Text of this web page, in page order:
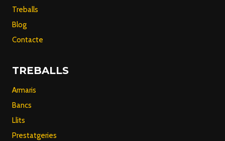
Treballs
Blog
Contacte
TREBALLS
Armaris
Bancs
Llits
Prestatgeries